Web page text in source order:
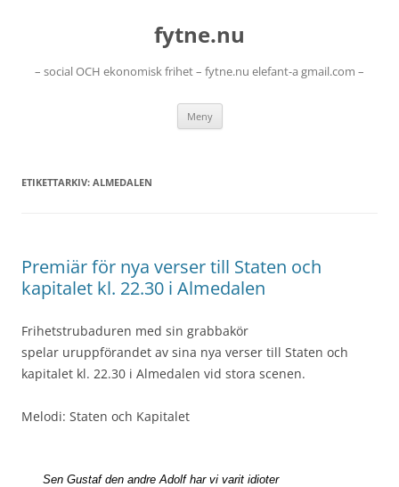
fytne.nu
– social OCH ekonomisk frihet – fytne.nu elefant-a gmail.com –
Meny
ETIKETTARKIV: ALMEDALEN
Premiär för nya verser till Staten och
kapitalet kl. 22.30 i Almedalen
Frihetstrubaduren med sin grabbakör
spelar uruppförandet av sina nya verser till Staten och
kapitalet kl. 22.30 i Almedalen vid stora scenen.
Melodi: Staten och Kapitalet
Sen Gustaf den andre Adolf har vi varit idioter